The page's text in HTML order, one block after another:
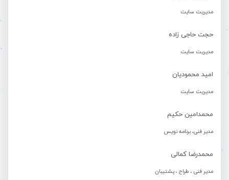
مدیریت سایت
حجت حاجی زاده
مدیریت سایت
امید محمودیان
مدیریت سایت
محمدامین حکیم
مدیر فنی، برنامه نویس
محمدرضا کمالی
مدیر فنی ، طراح ، پشتیبان